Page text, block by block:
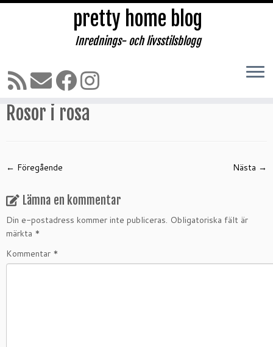
Hoppa
till
pretty home blog
Inrednings- och livsstilsblogg
Hem » Att bygga upp en trädgård!
Rosor i rosa
← Föregående Nästa →
Lämna en kommentar
Din e-postadress kommer inte publiceras. Obligatoriska fält är
märkta *
Kommentar *